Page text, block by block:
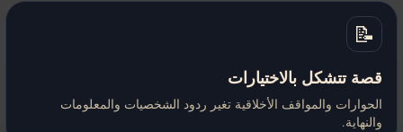
📝
قصة تتشكل بالاختيارات
الحوارات والمواقف الأخلاقية تغير ردود الشخصيات والمعلومات
والنهاية.